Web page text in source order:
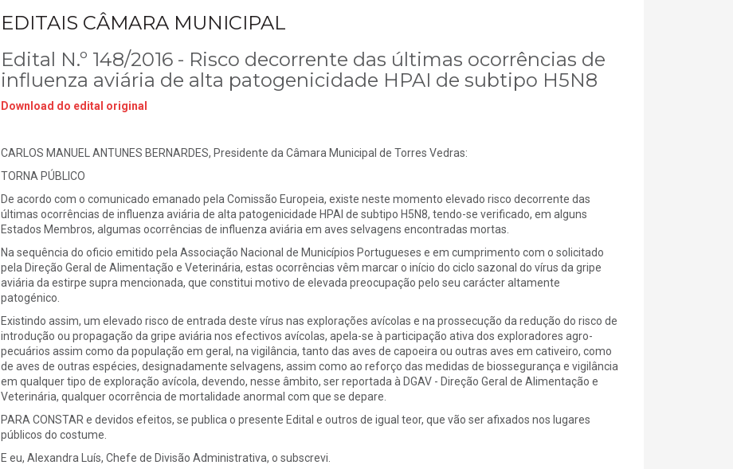
EDITAIS CÂMARA MUNICIPAL
Edital N.º 148/2016 - Risco decorrente das últimas ocorrências de
influenza aviária de alta patogenicidade HPAI de subtipo H5N8
Download do edital original
CARLOS MANUEL ANTUNES BERNARDES, Presidente da Câmara Municipal de Torres Vedras:
TORNA PÚBLICO
De acordo com o comunicado emanado pela Comissão Europeia, existe neste momento elevado risco decorrente das
últimas ocorrências de influenza aviária de alta patogenicidade HPAI de subtipo H5N8, tendo-se verificado, em alguns
Estados Membros, algumas ocorrências de influenza aviária em aves selvagens encontradas mortas.
Na sequência do oficio emitido pela Associação Nacional de Municípios Portugueses e em cumprimento com o solicitado
pela Direção Geral de Alimentação e Veterinária, estas ocorrências vêm marcar o início do ciclo sazonal do vírus da gripe
aviária da estirpe supra mencionada, que constitui motivo de elevada preocupação pelo seu carácter altamente
patogénico.
Existindo assim, um elevado risco de entrada deste vírus nas explorações avícolas e na prossecução da redução do risco de
introdução ou propagação da gripe aviária nos efectivos avícolas, apela-se à participação ativa dos exploradores agro-
pecuários assim como da população em geral, na vigilância, tanto das aves de capoeira ou outras aves em cativeiro, como
de aves de outras espécies, designadamente selvagens, assim como ao reforço das medidas de biossegurança e vigilância
em qualquer tipo de exploração avícola, devendo, nesse âmbito, ser reportada à DGAV - Direção Geral de Alimentação e
Veterinária, qualquer ocorrência de mortalidade anormal com que se depare.
PARA CONSTAR e devidos efeitos, se publica o presente Edital e outros de igual teor, que vão ser afixados nos lugares
públicos do costume.
E eu, Alexandra Luís, Chefe de Divisão Administrativa, o subscrevi.